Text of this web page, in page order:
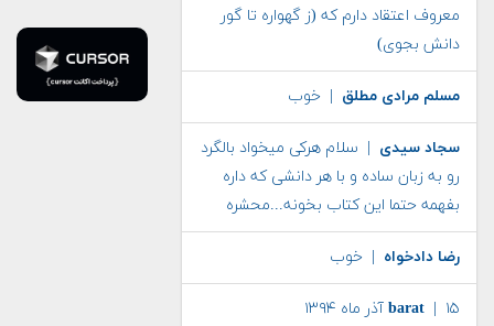
معروف اعتقاد دارم که (ز گهواره تا گور
دانش بجوی)
مسلم مرادی مطلق | خوب
سجاد سیدی | سلام هرکی میخواد بالگرد
رو به زبان ساده و با هر دانشی که داره
بفهمه حتما این کتاب بخونه...محشره
رضا دادخواه | خوب
barat | ۱۵ آذر ماه ۱۳۹۴